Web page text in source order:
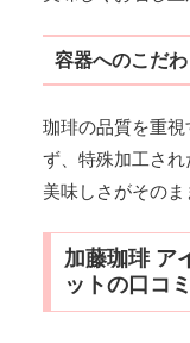
容器へのこだわ
珈琲の品質を重
ず、特殊加工さ
美味しさがその
加藤珈琲 ア
ットの口コ